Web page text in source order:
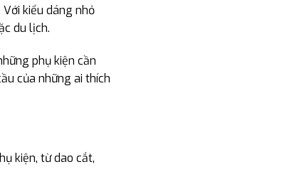
kiểu dáng nhỏ
du lịch.
phụ kiện cần
của những ai thích
kiện, từ dao cắt,